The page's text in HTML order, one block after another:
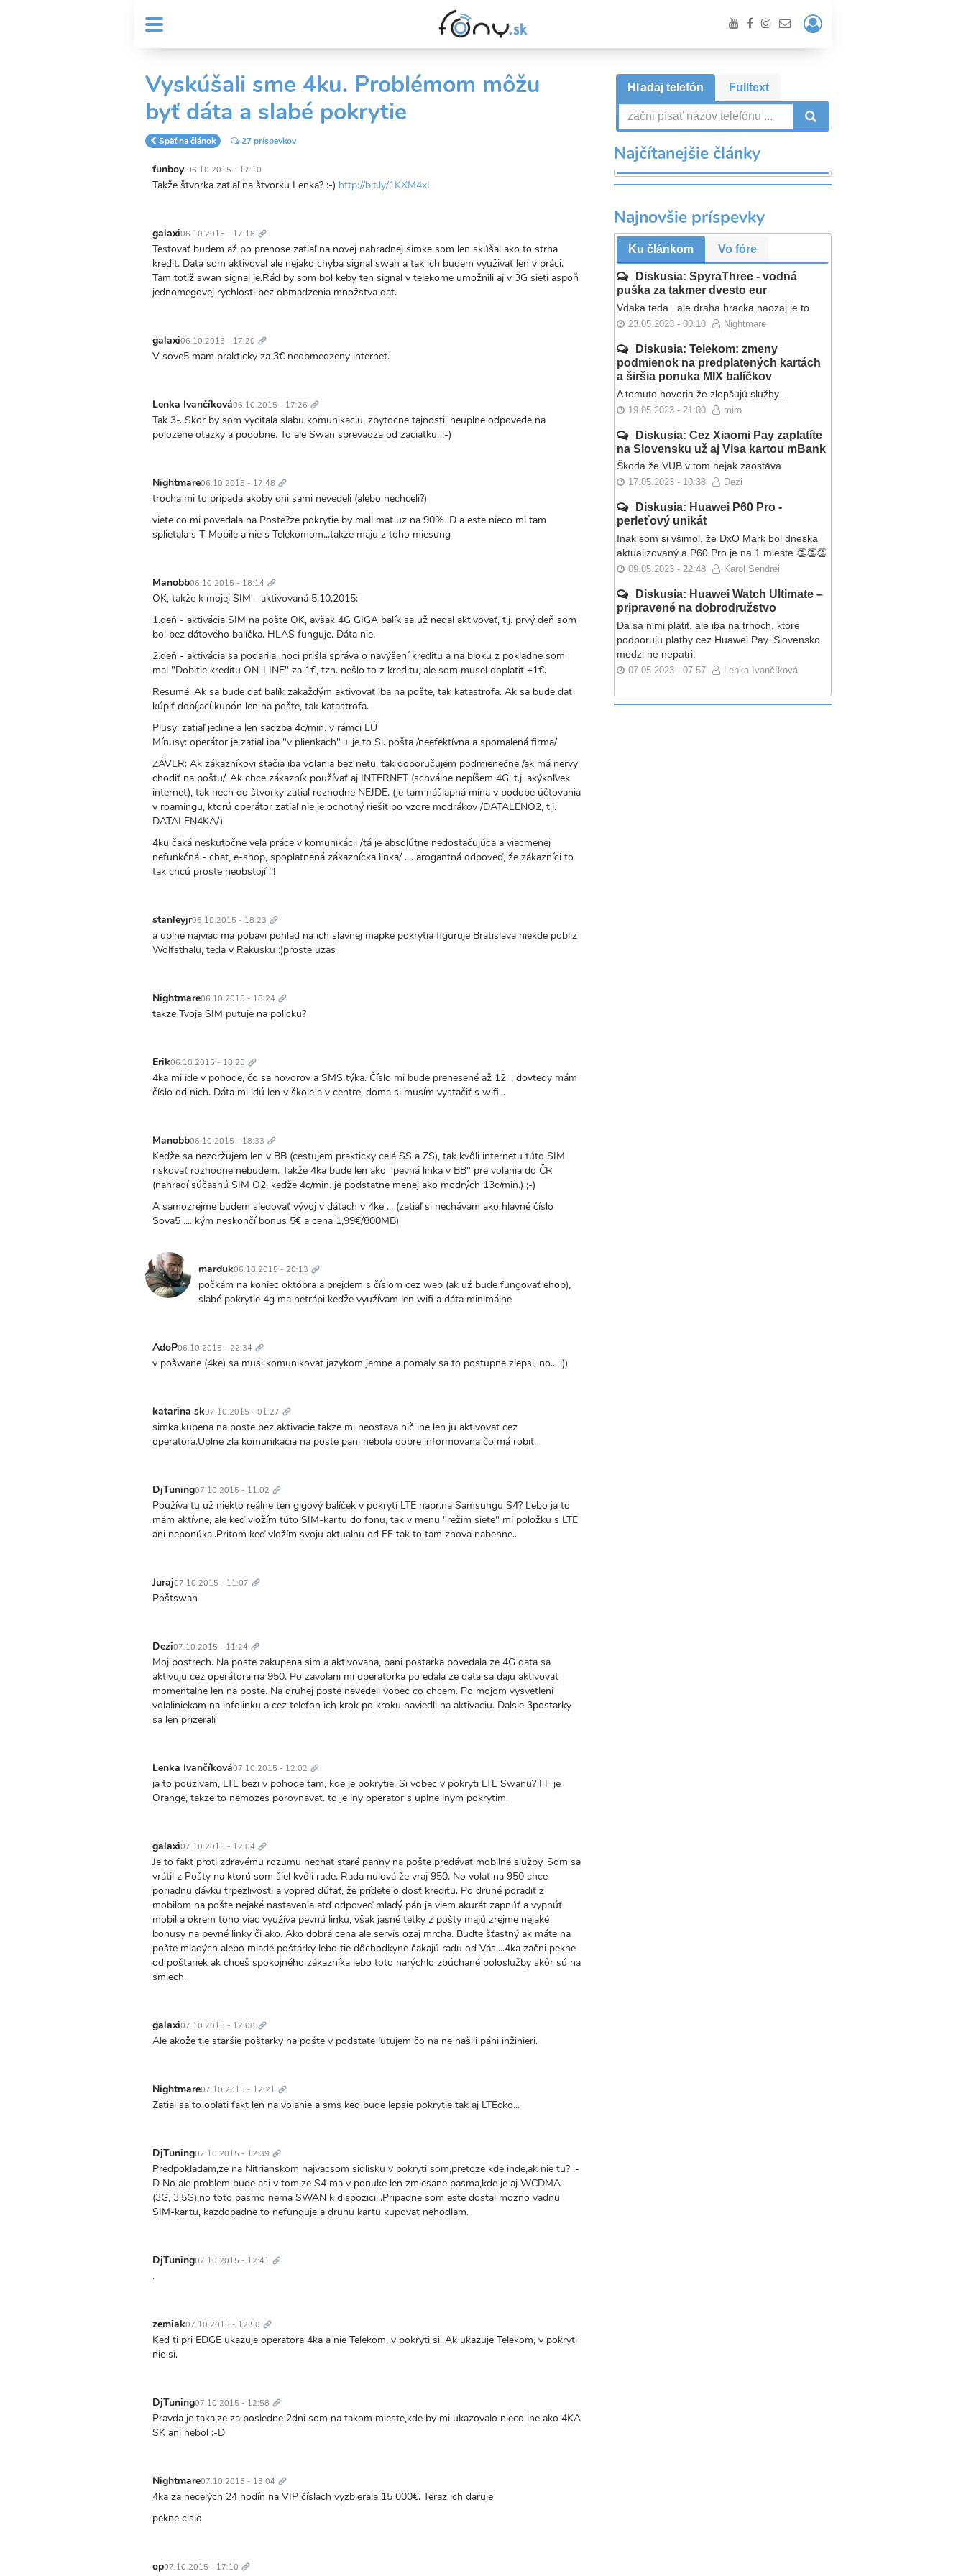
MENU
Header
menu
User
account
Prihlásiť
/
Registrácia
Vyskúšali sme 4ku. Problémom môžu
byť dáta a slabé pokrytie
Späť na článok 27 príspevkov
funboy 06.10.2015 - 17:10
Takže štvorka zatiaľ na štvorku Lenka? :-) http://bit.ly/1KXM4xI
galaxi06.10.2015 - 17:18 odkaz
Testovať budem až po prenose zatiaľ na novej nahradnej simke som len skúšal ako to strha
kredit. Data som aktivoval ale nejako chyba signal swan a tak ich budem využivať len v práci.
Tam totiž swan signal je.Rád by som bol keby ten signal v telekome umožnili aj v 3G sieti aspoň
jednomegovej rychlosti bez obmadzenia množstva dat.
galaxi06.10.2015 - 17:20 odkaz
V sove5 mam prakticky za 3€ neobmedzeny internet.
Lenka Ivančíková06.10.2015 - 17:26 odkaz
Tak 3-. Skor by som vycitala slabu komunikaciu, zbytocne tajnosti, neuplne odpovede na
polozene otazky a podobne. To ale Swan sprevadza od zaciatku. :-)
Nightmare06.10.2015 - 17:48 odkaz
trocha mi to pripada akoby oni sami nevedeli (alebo nechceli?)
viete co mi povedala na Poste?ze pokrytie by mali mat uz na 90% :D a este nieco mi tam
splietala s T-Mobile a nie s Telekomom...takze maju z toho miesung
Manobb06.10.2015 - 18:14 odkaz
OK, takže k mojej SIM - aktivovaná 5.10.2015:
1.deň - aktivácia SIM na pošte OK, avšak 4G GIGA balík sa už nedal aktivovať, t.j. prvý deň som
bol bez dátového balíčka. HLAS funguje. Dáta nie.
2.deň - aktivácia sa podarila, hoci prišla správa o navýšení kreditu a na bloku z pokladne som
mal "Dobitie kreditu ON-LINE" za 1€, tzn. nešlo to z kreditu, ale som musel doplatiť +1€.
Resumé: Ak sa bude dať balík zakaždým aktivovať iba na pošte, tak katastrofa. Ak sa bude dať
kúpiť dobíjací kupón len na pošte, tak katastrofa.
Plusy: zatiaľ jedine a len sadzba 4c/min. v rámci EÚ
Mínusy: operátor je zatiaľ iba "v plienkach" + je to Sl. pošta /neefektívna a spomalená firma/
ZÁVER: Ak zákazníkovi stačia iba volania bez netu, tak doporučujem podmienečne /ak má nervy
chodiť na poštu/. Ak chce zákazník používať aj INTERNET (schválne nepíšem 4G, t.j. akýkoľvek
internet), tak nech do štvorky zatiaľ rozhodne NEJDE. (je tam nášlapná mína v podobe účtovania
v roamingu, ktorú operátor zatiaľ nie je ochotný riešiť po vzore modrákov /DATALENO2, t.j.
DATALEN4KA/)
4ku čaká neskutočne veľa práce v komunikácii /tá je absolútne nedostačujúca a viacmenej
nefunkčná - chat, e-shop, spoplatnená zákaznícka linka/ .... arogantná odpoveď, že zákazníci to
tak chcú proste neobstojí !!!
stanleyjr06.10.2015 - 18:23 odkaz
a uplne najviac ma pobavi pohlad na ich slavnej mapke pokrytia figuruje Bratislava niekde pobliz
Wolfsthalu, teda v Rakusku :)proste uzas
Nightmare06.10.2015 - 18:24 odkaz
takze Tvoja SIM putuje na policku?
Erik06.10.2015 - 18:25 odkaz
4ka mi ide v pohode, čo sa hovorov a SMS týka. Číslo mi bude prenesené až 12. , dovtedy mám
číslo od nich. Dáta mi idú len v škole a v centre, doma si musím vystačiť s wifi...
Manobb06.10.2015 - 18:33 odkaz
Keďže sa nezdržujem len v BB (cestujem prakticky celé SS a ZS), tak kvôli internetu túto SIM
riskovať rozhodne nebudem. Takže 4ka bude len ako "pevná linka v BB" pre volania do ČR
(nahradí súčasnú SIM O2, keďže 4c/min. je podstatne menej ako modrých 13c/min.) ;-)
A samozrejme budem sledovať vývoj v dátach v 4ke ... (zatiaľ si nechávam ako hlavné číslo
Sova5 .... kým neskončí bonus 5€ a cena 1,99€/800MB)
marduk06.10.2015 - 20:13 odkaz
počkám na koniec októbra a prejdem s číslom cez web (ak už bude fungovať ehop),
slabé pokrytie 4g ma netrápi keďže využívam len wifi a dáta minimálne
AdoP06.10.2015 - 22:34 odkaz
v pošwane (4ke) sa musi komunikovat jazykom jemne a pomaly sa to postupne zlepsi, no... :))
katarina sk07.10.2015 - 01:27 odkaz
simka kupena na poste bez aktivacie takze mi neostava nič ine len ju aktivovat cez
operatora.Uplne zla komunikacia na poste pani nebola dobre informovana čo má robiť.
DjTuning07.10.2015 - 11:02 odkaz
Používa tu už niekto reálne ten gigový balíček v pokrytí LTE napr.na Samsungu S4? Lebo ja to
mám aktívne, ale keď vložím túto SIM-kartu do fonu, tak v menu "režim siete" mi položku s LTE
ani neponúka..Pritom keď vložím svoju aktualnu od FF tak to tam znova nabehne..
Juraj07.10.2015 - 11:07 odkaz
Poštswan
Dezi07.10.2015 - 11:24 odkaz
Moj postrech. Na poste zakupena sim a aktivovana, pani postarka povedala ze 4G data sa
aktivuju cez operátora na 950. Po zavolani mi operatorka po edala ze data sa daju aktivovat
momentalne len na poste. Na druhej poste nevedeli vobec co chcem. Po mojom vysvetleni
volaliniekam na infolinku a cez telefon ich krok po kroku naviedli na aktivaciu. Dalsie 3postarky
sa len prizerali
Lenka Ivančíková07.10.2015 - 12:02 odkaz
ja to pouzivam, LTE bezi v pohode tam, kde je pokrytie. Si vobec v pokryti LTE Swanu? FF je
Orange, takze to nemozes porovnavat. to je iny operator s uplne inym pokrytim.
galaxi07.10.2015 - 12:04 odkaz
Je to fakt proti zdravému rozumu nechať staré panny na pošte predávať mobilné služby. Som sa
vrátil z Pošty na ktorú som šiel kvôli rade. Rada nulová že vraj 950. No volať na 950 chce
poriadnu dávku trpezlivosti a vopred dúfať, že prídete o dosť kreditu. Po druhé poradiť z
mobilom na pošte nejaké nastavenia atď odpoveď mladý pán ja viem akurát zapnúť a vypnúť
mobil a okrem toho viac využíva pevnú linku, však jasné tetky z pošty majú zrejme nejaké
bonusy na pevné linky či ako. Ako dobrá cena ale servis ozaj mrcha. Buďte šťastný ak máte na
pošte mladých alebo mladé poštárky lebo tie dôchodkyne čakajú radu od Vás....4ka začni pekne
od poštariek ak chceš spokojného zákazníka lebo toto narýchlo zbúchané poloslužby skôr sú na
smiech.
galaxi07.10.2015 - 12:08 odkaz
Ale akože tie staršie poštarky na pošte v podstate ľutujem čo na ne našili páni inžinieri.
Nightmare07.10.2015 - 12:21 odkaz
Zatial sa to oplati fakt len na volanie a sms ked bude lepsie pokrytie tak aj LTEcko...
DjTuning07.10.2015 - 12:39 odkaz
Predpokladam,ze na Nitrianskom najvacsom sidlisku v pokryti som,pretoze kde inde,ak nie tu? :-
D No ale problem bude asi v tom,ze S4 ma v ponuke len zmiesane pasma,kde je aj WCDMA
(3G, 3,5G),no toto pasmo nema SWAN k dispozicii..Pripadne som este dostal mozno vadnu
SIM-kartu, kazdopadne to nefunguje a druhu kartu kupovat nehodlam.
DjTuning07.10.2015 - 12:41 odkaz
.
zemiak07.10.2015 - 12:50 odkaz
Ked ti pri EDGE ukazuje operatora 4ka a nie Telekom, v pokryti si. Ak ukazuje Telekom, v pokryti
nie si.
DjTuning07.10.2015 - 12:58 odkaz
Pravda je taka,ze za posledne 2dni som na takom mieste,kde by mi ukazovalo nieco ine ako 4KA
SK ani nebol :-D
Nightmare07.10.2015 - 13:04 odkaz
4ka za necelých 24 hodín na VIP číslach vyzbierala 15 000€. Teraz ich daruje
pekne cislo
op07.10.2015 - 17:10 odkaz
Hľadaj telefón Fulltext
Najčítanejšie články
Najnovšie príspevky
Ku článkom Vo fóre
Diskusia: SpyraThree - vodná
puška za takmer dvesto eur
Vdaka teda...ale draha hracka naozaj je to
23.05.2023 - 00:10 Nightmare
Diskusia: Telekom: zmeny
podmienok na predplatených kartách
a širšia ponuka MIX balíčkov
A tomuto hovoria že zlepšujú služby...
19.05.2023 - 21:00 miro
Diskusia: Cez Xiaomi Pay zaplatíte
na Slovensku už aj Visa kartou mBank
Škoda že VUB v tom nejak zaostáva
17.05.2023 - 10:38 Dezi
Diskusia: Huawei P60 Pro -
perleťový unikát
Inak som si všimol, že DxO Mark bol dneska
aktualizovaný a P60 Pro je na 1.mieste 👏👏👏
09.05.2023 - 22:48 Karol Sendrei
Diskusia: Huawei Watch Ultimate –
pripravené na dobrodružstvo
Da sa nimi platit, ale iba na trhoch, ktore
podporuju platby cez Huawei Pay. Slovensko
medzi ne nepatri.
07.05.2023 - 07:57 Lenka Ivančíková